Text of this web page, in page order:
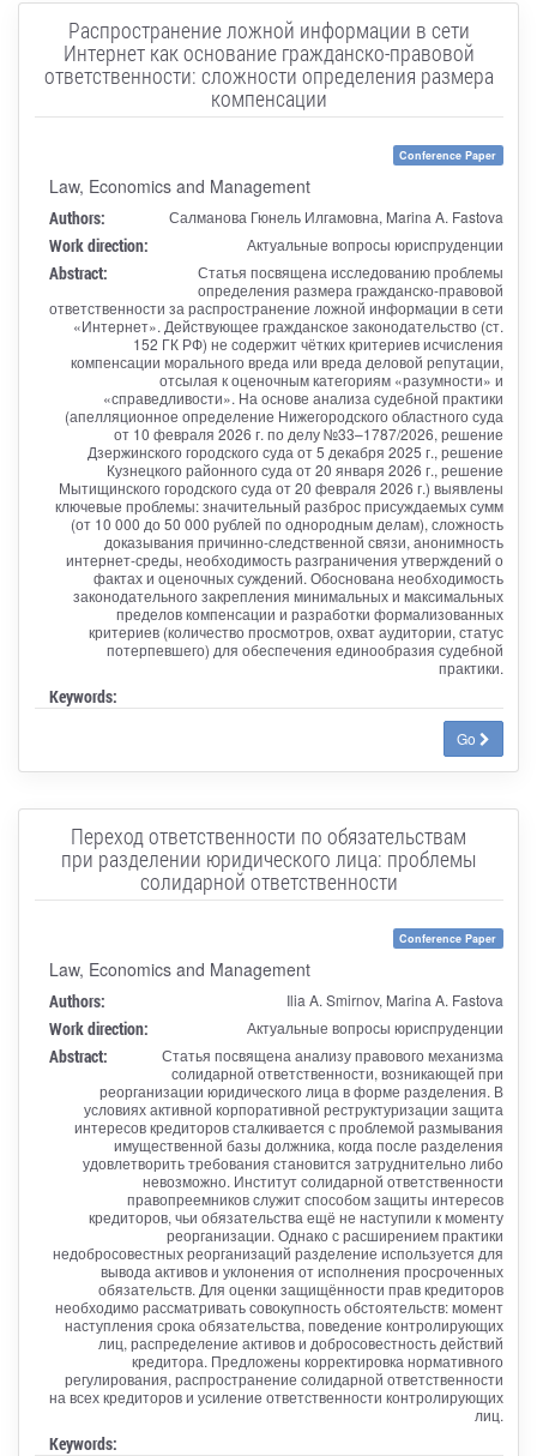
Распространение ложной информации в сети
Интернет как основание гражданско-правовой
ответственности: сложности определения размера
компенсации
Conference Paper
Law, Economics and Management
Authors: Салманова Гюнель Илгамовна, Marina A. Fastova
Work direction: Актуальные вопросы юриспруденции
Abstract:
Статья посвящена исследованию проблемы
определения размера гражданско-правовой
ответственности за распространение ложной информации в сети
«Интернет». Действующее гражданское законодательство (ст.
152 ГК РФ) не содержит чётких критериев исчисления
компенсации морального вреда или вреда деловой репутации,
отсылая к оценочным категориям «разумности» и
«справедливости». На основе анализа судебной практики
(апелляционное определение Нижегородского областного суда
от 10 февраля 2026 г. по делу №33–1787/2026, решение
Дзержинского городского суда от 5 декабря 2025 г., решение
Кузнецкого районного суда от 20 января 2026 г., решение
Мытищинского городского суда от 20 февраля 2026 г.) выявлены
ключевые проблемы: значительный разброс присуждаемых сумм
(от 10 000 до 50 000 рублей по однородным делам), сложность
доказывания причинно-следственной связи, анонимность
интернет-среды, необходимость разграничения утверждений о
фактах и оценочных суждений. Обоснована необходимость
законодательного закрепления минимальных и максимальных
пределов компенсации и разработки формализованных
критериев (количество просмотров, охват аудитории, статус
потерпевшего) для обеспечения единообразия судебной
практики.
Keywords:
Go
Переход ответственности по обязательствам
при разделении юридического лица: проблемы
солидарной ответственности
Conference Paper
Law, Economics and Management
Authors: Ilia A. Smirnov, Marina A. Fastova
Work direction: Актуальные вопросы юриспруденции
Abstract:
Статья посвящена анализу правового механизма
солидарной ответственности, возникающей при
реорганизации юридического лица в форме разделения. В
условиях активной корпоративной реструктуризации защита
интересов кредиторов сталкивается с проблемой размывания
имущественной базы должника, когда после разделения
удовлетворить требования становится затруднительно либо
невозможно. Институт солидарной ответственности
правопреемников служит способом защиты интересов
кредиторов, чьи обязательства ещё не наступили к моменту
реорганизации. Однако с расширением практики
недобросовестных реорганизаций разделение используется для
вывода активов и уклонения от исполнения просроченных
обязательств. Для оценки защищённости прав кредиторов
необходимо рассматривать совокупность обстоятельств: момент
наступления срока обязательства, поведение контролирующих
лиц, распределение активов и добросовестность действий
кредитора. Предложены корректировка нормативного
регулирования, распространение солидарной ответственности
на всех кредиторов и усиление ответственности контролирующих
лиц.
Keywords: